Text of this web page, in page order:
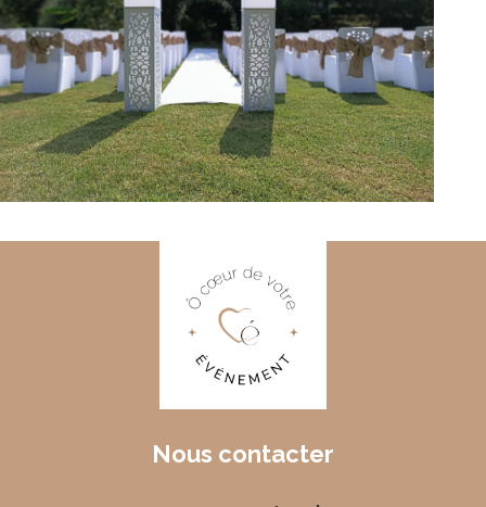
Nous contacter